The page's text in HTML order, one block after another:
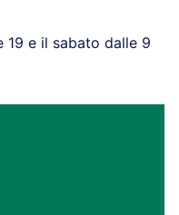
19 e il sabato dalle 9